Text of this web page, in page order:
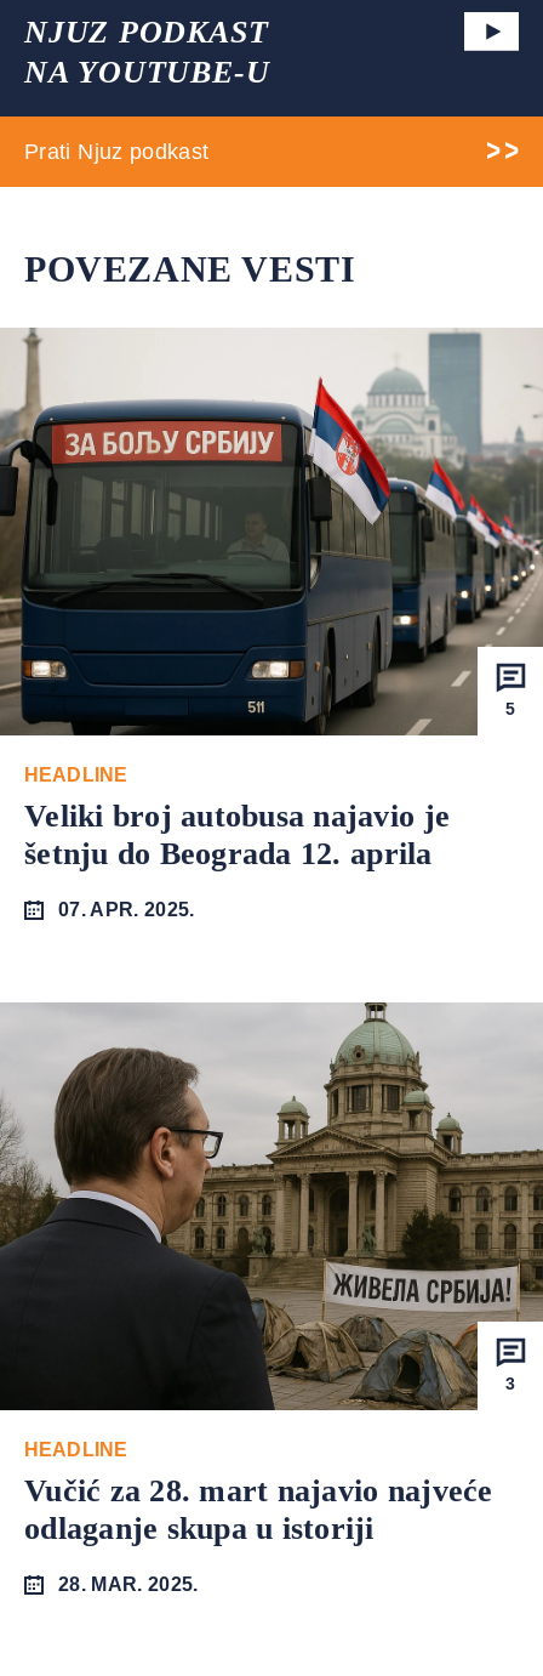
NJUZ PODKAST
NA YOUTUBE-U
Prati Njuz podkast
POVEZANE VESTI
5
HEADLINE
Veliki broj autobusa najavio je
šetnju do Beograda 12. aprila
07. APR. 2025.
3
HEADLINE
Vučić za 28. mart najavio najveće
odlaganje skupa u istoriji
28. MAR. 2025.